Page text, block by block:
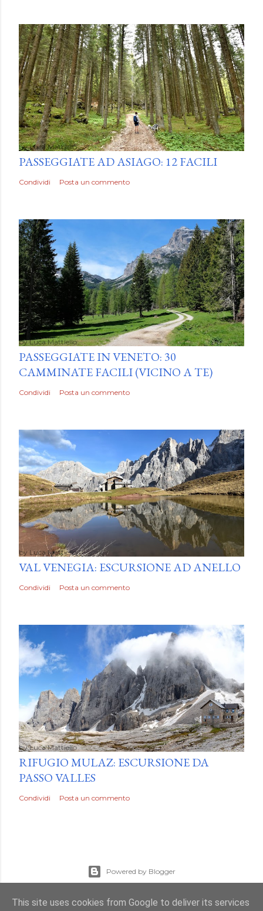
byLuca Mattiello
PASSEGGIATE AD ASIAGO: 12 FACILI
Condividi Posta un commento
byLuca Mattiello
PASSEGGIATE IN VENETO: 30
CAMMINATE FACILI (VICINO A TE)
Condividi Posta un commento
by Luca Mattiello
VAL VENEGIA: ESCURSIONE AD ANELLO
Condividi Posta un commento
byLuca Mattiello
RIFUGIO MULAZ: ESCURSIONE DA
PASSO VALLES
Condividi Posta un commento
Powered by Blogger
This site uses cookies from Google to deliver its services